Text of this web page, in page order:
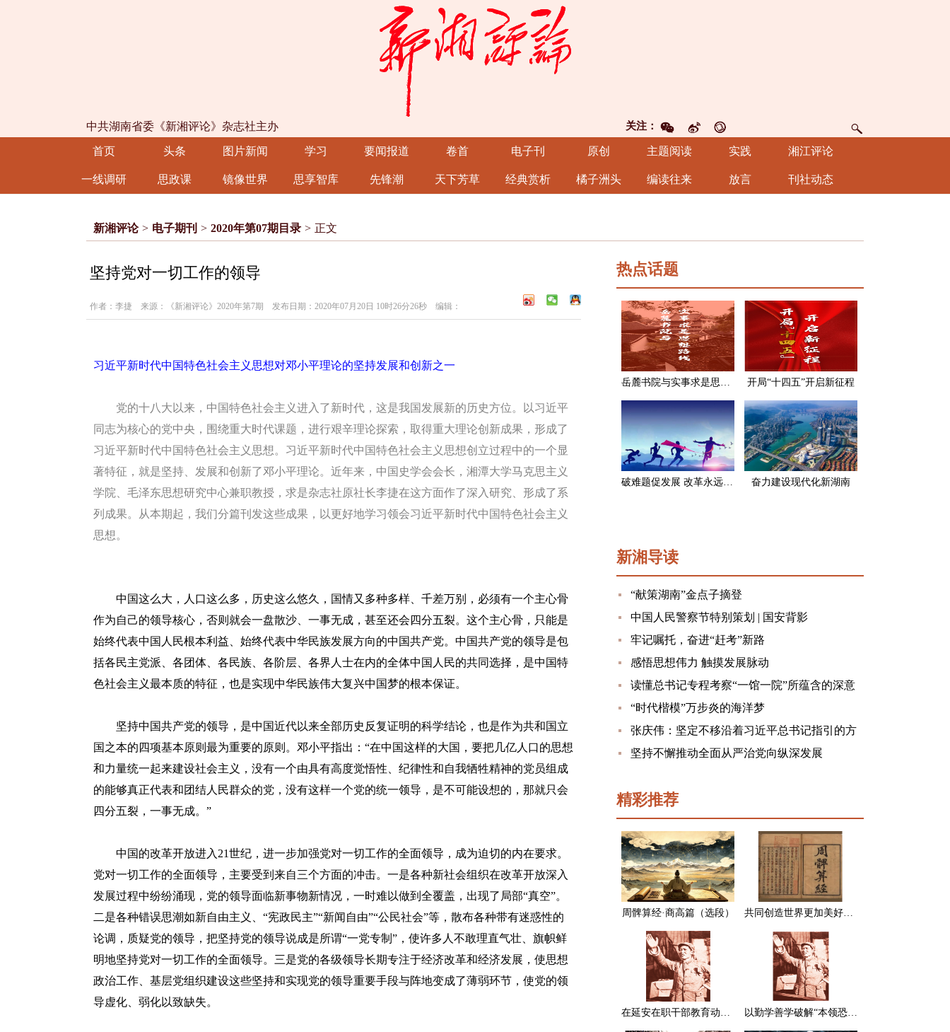
关注：
中共湖南省委《新湘评论》杂志社主办
首页 头条 图片新闻 学习 要闻报道 卷首 电子刊 原创 主题阅读 实践 湘江评论
一线调研 思政课 镜像世界 思享智库 先锋潮 天下芳草 经典赏析 橘子洲头 编读往来 放言 刊社动态
新湘评论 > 电子期刊 > 2020年第07期目录 > 正文
坚持党对一切工作的领导
作者：李捷 来源：《新湘评论》2020年第7期 发布日期：2020年07月20日 10时26分26秒 编辑：
习近平新时代中国特色社会主义思想对邓小平理论的坚持发展和创新之一
党的十八大以来，中国特色社会主义进入了新时代，这是我国发展新的历史方位。以习近平
同志为核心的党中央，围绕重大时代课题，进行艰辛理论探索，取得重大理论创新成果，形成了
习近平新时代中国特色社会主义思想。习近平新时代中国特色社会主义思想创立过程中的一个显
著特征，就是坚持、发展和创新了邓小平理论。近年来，中国史学会会长，湘潭大学马克思主义
学院、毛泽东思想研究中心兼职教授，求是杂志社原社长李捷在这方面作了深入研究、形成了系
列成果。从本期起，我们分篇刊发这些成果，以更好地学习领会习近平新时代中国特色社会主义
思想。
中国这么大，人口这么多，历史这么悠久，国情又多种多样、千差万别，必须有一个主心骨
作为自己的领导核心，否则就会一盘散沙、一事无成，甚至还会四分五裂。这个主心骨，只能是
始终代表中国人民根本利益、始终代表中华民族发展方向的中国共产党。中国共产党的领导是包
括各民主党派、各团体、各民族、各阶层、各界人士在内的全体中国人民的共同选择，是中国特
色社会主义最本质的特征，也是实现中华民族伟大复兴中国梦的根本保证。
坚持中国共产党的领导，是中国近代以来全部历史反复证明的科学结论，也是作为共和国立
国之本的四项基本原则最为重要的原则。邓小平指出：“在中国这样的大国，要把几亿人口的思想
和力量统一起来建设社会主义，没有一个由具有高度觉悟性、纪律性和自我牺牲精神的党员组成
的能够真正代表和团结人民群众的党，没有这样一个党的统一领导，是不可能设想的，那就只会
四分五裂，一事无成。”
中国的改革开放进入21世纪，进一步加强党对一切工作的全面领导，成为迫切的内在要求。
党对一切工作的全面领导，主要受到来自三个方面的冲击。一是各种新社会组织在改革开放深入
发展过程中纷纷涌现，党的领导面临新事物新情况，一时难以做到全覆盖，出现了局部“真空”。
二是各种错误思潮如新自由主义、“宪政民主”“新闻自由”“公民社会”等，散布各种带有迷惑性的
论调，质疑党的领导，把坚持党的领导说成是所谓“一党专制”，使许多人不敢理直气壮、旗帜鲜
明地坚持党对一切工作的全面领导。三是党的各级领导长期专注于经济改革和经济发展，使思想
政治工作、基层党组织建设这些坚持和实现党的领导重要手段与阵地变成了薄弱环节，使党的领
导虚化、弱化以致缺失。
热点话题
岳麓书院与实事求是思想路线 开局“十四五”开启新征程
破难题促发展 改革永远在路上 奋力建设现代化新湖南
新湘导读
“献策湖南”金点子摘登
中国人民警察节特别策划 | 国安背影
牢记嘱托，奋进“赶考”新路
感悟思想伟力 触摸发展脉动
读懂总书记专程考察“一馆一院”所蕴含的深意
“时代楷模”万步炎的海洋梦
张庆伟：坚定不移沿着习近平总书记指引的方
向前进 凝心聚力奋进新征程建功新时代谱写新
坚持不懈推动全面从严治党向纵深发展
精彩推荐
周髀算经·商高篇（选段） 共同创造世界更加美好的未来
在延安在职干部教育动员大会上的讲话（节选） 以勤学善学破解“本领恐慌”